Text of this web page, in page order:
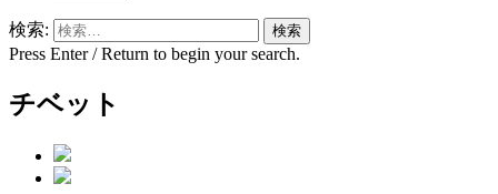
検索:
Press Enter / Return to begin your search.
チベット